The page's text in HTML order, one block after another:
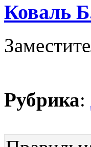
Коваль
Рубрика: